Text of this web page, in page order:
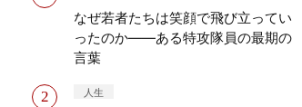
なぜ若者たちは笑顔で飛び立ってい
ったのか——ある特攻隊員の最期の
言葉
人生